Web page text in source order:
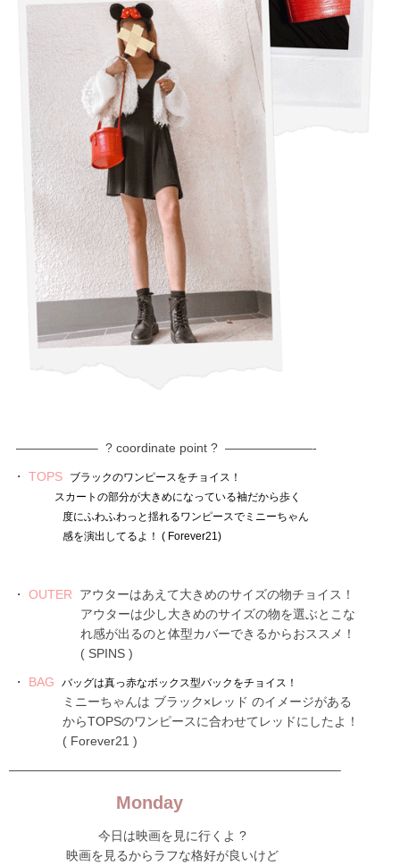
——————– ? coordinate point ? ———————-
・ TOPS
ブラックのワンピースをチョイス！
スカートの部分が大きめになっている袖だから歩く
度にふわふわっと揺れるワンピースで ミニーちゃん
感を演出してるよ！ ( Forever21)
・ OUTER
アウターはあえて大きめのサイズの物チョイス！
アウターは少し大きめのサイズの物を選ぶとこな
れ感が出るのと体型カバーできるからおススメ！
( SPINS )
・ BAG バッグは真っ赤なボックス型バックをチョイス！
ミニーちゃんは ブラック×レッド のイメージがある
からTOPSのワンピースに合わせてレッドにしたよ！
( Forever21 )
——————————————————————————–
Monday
今日は映画を見に行くよ ?
映画を見るからラフな格好が良いけど